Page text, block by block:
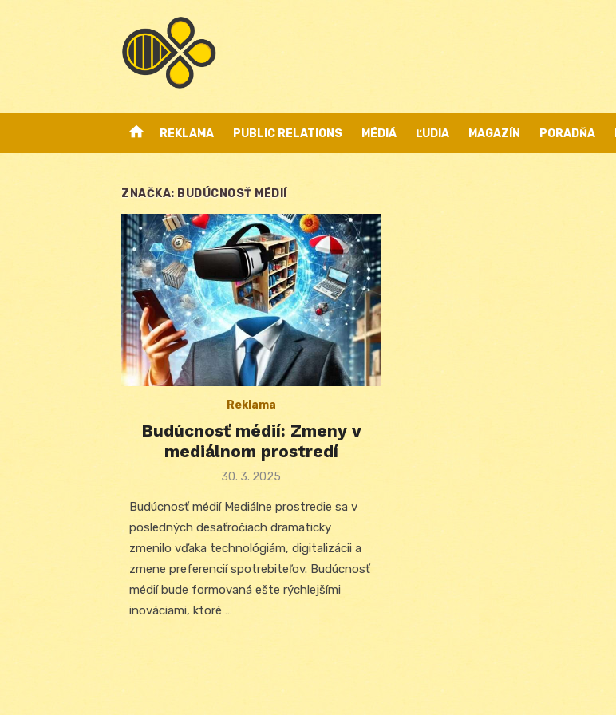
home REKLAMA PUBLIC RELATIONS MÉDIÁ ĽUDIA MAGAZÍN PORADŇA
ZNAČKA: BUDÚCNOSŤ MÉDIÍ
Reklama
Budúcnosť médií: Zmeny v
mediálnom prostredí
Posted
30. 3. 2025
Budúcnosť médií Mediálne prostredie sa v
posledných desaťročiach dramaticky
zmenilo vďaka technológiám, digitalizácii a
zmene preferencií spotrebiteľov. Budúcnosť
médií bude formovaná ešte rýchlejšími
inováciami, ktoré …